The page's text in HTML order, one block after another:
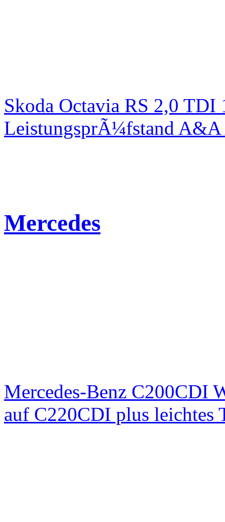
Skoda Octavia RS 2,0
LeistungsprÃ¼fstand
Mercedes
Mercedes-Benz C200CDI
auf C220CDI plus